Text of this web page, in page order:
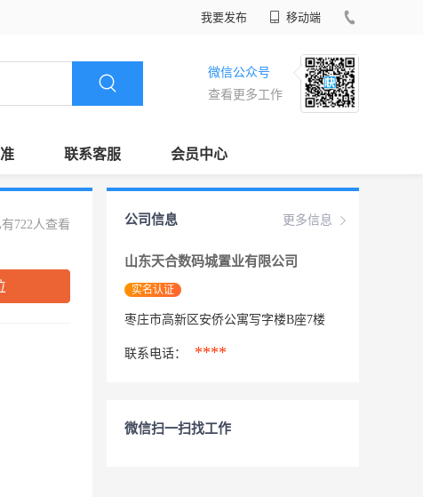
我要发布 移动端
微信公众号
查看更多工作
联系客服 会员中心
有722人查看 更多信息
公司信息
山东天合数码城置业有限公司
实名认证
枣庄市高新区安侨公寓写字楼B座7楼
联系电话： ****
微信扫一扫找工作